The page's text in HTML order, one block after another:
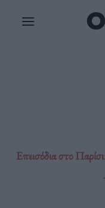
Επεισόδια στο